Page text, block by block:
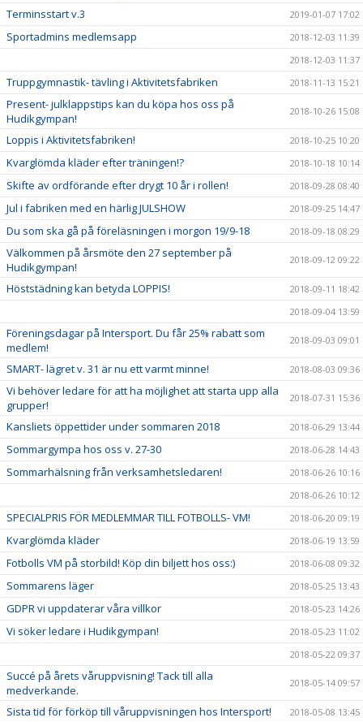
Terminsstart v.3 2019-01-07 17:02
Sportadmins medlemsapp
2018-12-03 11:39
2018-12-03 11:37
Truppgymnastik- tävling i Aktivitetsfabriken 2018-11-13 15:21
Present- julklappstips kan du köpa hos oss på
Hudikgympan!
2018-10-26 15:08
Loppis i Aktivitetsfabriken! 2018-10-25 10:20
Kvarglömda kläder efter träningen!? 2018-10-18 10:14
Skifte av ordförande efter drygt 10 år i rollen! 2018-09-28 08:40
Jul i fabriken med en härlig JULSHOW 2018-09-25 14:47
Du som ska gå på föreläsningen i morgon 19/9-18 2018-09-18 08:29
Välkommen på årsmöte den 27 september på
Hudikgympan!
2018-09-12 09:22
Höststädning kan betyda LOPPIS!
2018-09-11 18:42
2018-09-04 13:59
Föreningsdagar på Intersport. Du får 25% rabatt som
medlem!
2018-09-03 09:01
SMART- lägret v. 31 är nu ett varmt minne! 2018-08-03 09:36
Vi behöver ledare för att ha möjlighet att starta upp alla
grupper!
2018-07-31 15:36
Kansliets öppettider under sommaren 2018 2018-06-29 13:44
Sommargympa hos oss v. 27-30 2018-06-28 14:43
Sommarhälsning från verksamhetsledaren!
2018-06-26 10:16
2018-06-26 10:12
SPECIALPRIS FÖR MEDLEMMAR TILL FOTBOLLS- VM! 2018-06-20 09:19
Kvarglömda kläder 2018-06-19 13:59
Fotbolls VM på storbild! Köp din biljett hos oss:) 2018-06-08 09:32
Sommarens läger 2018-05-25 13:43
GDPR vi uppdaterar våra villkor 2018-05-23 14:26
Vi söker ledare i Hudikgympan!
2018-05-23 11:02
2018-05-22 09:37
Succé på årets våruppvisning! Tack till alla
medverkande.
2018-05-14 09:57
Sista tid för förköp till våruppvisningen hos Intersport! 2018-05-08 13:45